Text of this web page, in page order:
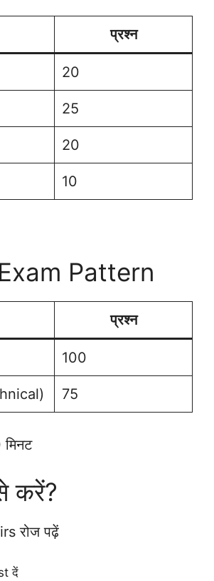
प्रश्न
20
25
20
10
Pattern
प्रश्न
100
75
करें?
रोज पढ़ें
दें